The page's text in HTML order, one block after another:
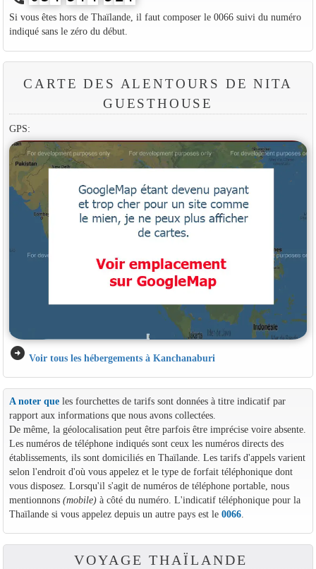
Si vous êtes hors de Thaïlande, il faut composer le 0066 suivi du numéro
indiqué sans le zéro du début.
CARTE DES ALENTOURS DE NITA
GUESTHOUSE
GPS:
arrow_circle_right Voir tous les hébergements à Kanchanaburi
A noter queles fourchettes de tarifs sont données à titre indicatif par
rapport aux informations que nous avons collectées.
De même, la géolocalisation peut être parfois être imprécise voire absente.
Les numéros de téléphone indiqués sont ceux les numéros directs des
établissements, ils sont domiciliés en Thaïlande. Les tarifs d'appels varient
selon l'endroit d'où vous appelez et le type de forfait téléphonique dont
vous disposez. Lorsqu'il s'agit de numéros de téléphone portable, nous
mentionnons (mobile)à côté du numéro. L'indicatif téléphonique pour la
Thaïlande si vous appelez depuis un autre pays est le 0066.
VOYAGE THAÏLANDE